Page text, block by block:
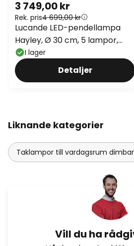
3 749,00 kr
Rek. pris4 699,00 kr
Lucande LED-pendellampa
Hayley, Ø 30 cm, 5 lampor,
guld, glas
I lager
Detaljer
Liknande kategorier
Taklampor till vardagsrum dimbar
Vill du ha